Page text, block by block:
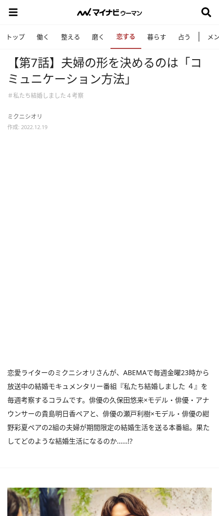
トップ 働く 整える 磨く 恋する 暮らす 占う メ
【第7話】夫婦の形を決めるのは「コ
ミュニケーション方法」
＃私たち結婚しました４考察
ミクニシオリ
作成: 2022.12.19
恋愛ライターのミクニシオリさんが、ABEMAで毎週金曜23時から
放送中の結婚モキュメンタリー番組『私たち結婚しました ４』を
毎週考察するコラムです。俳優の久保田悠来×モデル・俳優・アナ
ウンサーの貴島明日香ペアと、俳優の瀬戸利樹×モデル・俳優の紺
野彩夏ペアの2組の夫婦が期間限定の結婚生活を送る本番組。果た
してどのような結婚生活になるのか……!?